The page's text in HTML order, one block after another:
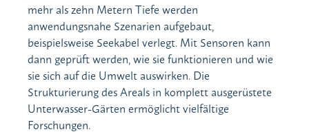
mehr als zehn Metern Tiefe werden
anwendungsnahe Szenarien aufgebaut,
beispielsweise Seekabel verlegt. Mit Sensoren kann
dann geprüft werden, wie sie funktionieren und wie
sie sich auf die Umwelt auswirken. Die
Strukturierung des Areals in komplett ausgerüstete
Unterwasser-Gärten ermöglicht vielfältige
Forschungen.